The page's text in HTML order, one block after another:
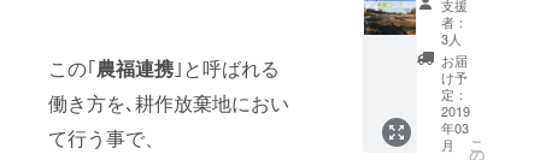
この｢農福連携｣と呼ばれる
働き方を､耕作放棄地におい
て行う事で、
ご支援よろ
しくお願い
非食べ
てみて
くださ
い！ 内
容とし
ては ・
お米5kg
・感謝
構想を
「共に
創って
いきた
い！」
「共感
た！」
支援
者：
3人
お届
け予
定：
2019
年03
月
こ
の